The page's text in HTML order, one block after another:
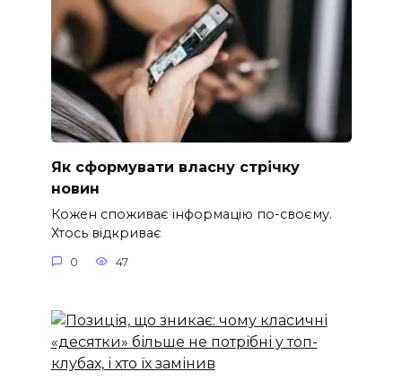
Як сформувати власну стрічку
новин
Кожен споживає інформацію по-своєму.
Хтось відкриває
0 47